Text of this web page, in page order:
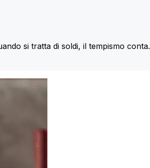
si tratta di soldi, il tempismo conta.